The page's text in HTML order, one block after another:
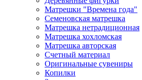
Матрешки "Времена года"
Семеновская матрешка
Матрешка нетрадиционная
Матрешка хохломская
Матрешка авторская
Счетный материал
Оригинальные сувениры
Копилки